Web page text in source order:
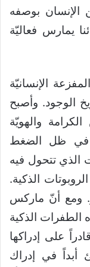
الإنسان بوصفه
يمارس فعاليّة
الإنسانيّة
الوجود. وأصبح
والهويّة
في ظل الضغط
الذي تتحول فيه
الذكية.
ومع أنّ ماركس
الذكية
على إدراكها
أبداً في إدراك